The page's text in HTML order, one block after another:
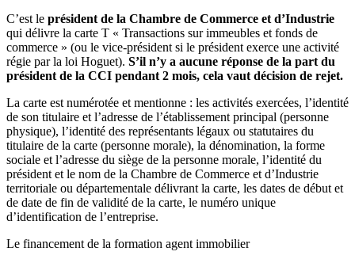
C’est le président de la Chambre de Commerce et d’Industrie
qui délivre la carte T « Transactions sur immeubles et fonds de
commerce » (ou le vice-président si le président exerce une activité
régie par la loi Hoguet). S’il n’y a aucune réponse de la part du
président de la CCI pendant 2 mois, cela vaut décision de rejet.
La carte est numérotée et mentionne : les activités exercées, l’identité
de son titulaire et l’adresse de l’établissement principal (personne
physique), l’identité des représentants légaux ou statutaires du
titulaire de la carte (personne morale), la dénomination, la forme
sociale et l’adresse du siège de la personne morale, l’identité du
président et le nom de la Chambre de Commerce et d’Industrie
territoriale ou départementale délivrant la carte, les dates de début et
de date de fin de validité de la carte, le numéro unique
d’identification de l’entreprise.
Le financement de la formation agent immobilier